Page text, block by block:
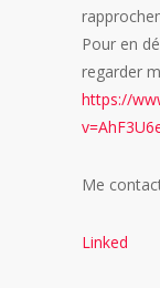
Pour en
regarder
https://
Me
Linked